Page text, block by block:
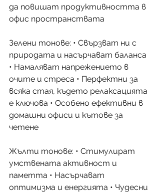
да повишат продуктивността в
офис пространствата
Зелени тонове: • Свързват ни с
природата и насърчават баланса
• Намаляват напрежението в
очите и стреса • Перфектни за
всяка стая, където релаксацията
е ключова • Особено ефективни в
домашни офиси и кътове за
четене
Жълти тонове: • Стимулират
умствената активност и
паметта • Насърчават
оптимизма и енергията • Чудесни